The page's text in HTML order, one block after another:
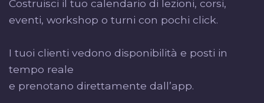
Costruisci il tuo calendario di lezioni, corsi,
eventi, workshop o turni con pochi click.
I tuoi clienti vedono disponibilità e posti in
tempo reale
e prenotano direttamente dall’app.